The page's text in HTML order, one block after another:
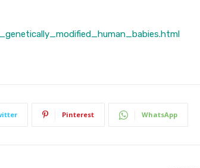
Pinterest WhatsApp